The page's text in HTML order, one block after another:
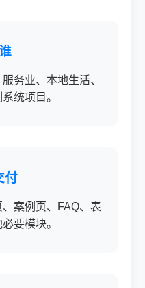
务业、本地生活、
统项目。
付
案例页、FAQ、表
要模块。